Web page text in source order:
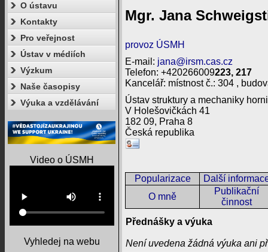
O ústavu
Kontakty
Pro veřejnost
Ústav v médiích
Výzkum
Naše časopisy
Výuka a vzdělávání
Video o ÚSMH
Vyhledej na webu
Mgr. Jana
provoz ÚSMH
E-mail: jana@irsm.cas.cz
Telefon: +420266009223, 217
Kancelář: místnost č.: 304 ,
Ústav struktury a mechaniky
V Holešovičkách 41
182 09, Praha 8
Česká republika
Popularizace
Další
O mně
Publikační
činnost
Přednášky a výuka
Není uvedena žádná výuka ani